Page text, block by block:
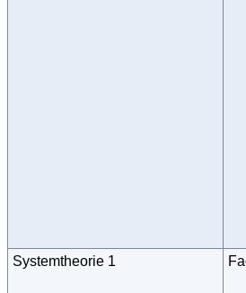
Systemtheorie 1